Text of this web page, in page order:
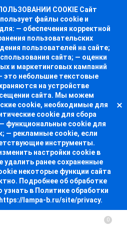
COOKIE Сайт
файлы cookie и
— обеспечения корректной
пользовательских
пользователей на сайте;
сайта; — оценки
и маркетинговых кампаний
это небольшие текстовые
на устройстве
сайта. Мы можем
cookie, необходимые для
cookie для сбора
функциональные cookie для
— рекламные cookie, если
инструменты.
настройки cookie в
удалить ранее сохраненные
некоторые функции сайта
Подробнее об обработке
в Политике обработки
lampa-b.ru/site/privacy.
0